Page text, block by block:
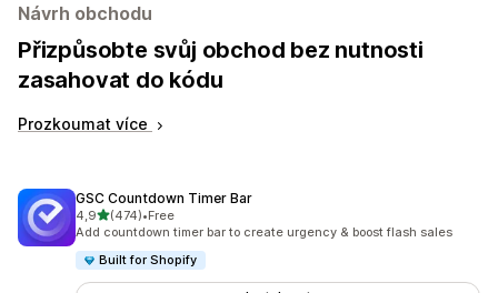
Návrh obchodu
Přizpůsobte svůj obchod bez nutnosti
zasahovat do kódu
Prozkoumat více
GSC Countdown Timer Bar
4,9z 5 hvězd
(474)
Celkový počet recenzí: 474
•Free
Add countdown timer bar to create urgency & boost flash sales
Built for Shopify